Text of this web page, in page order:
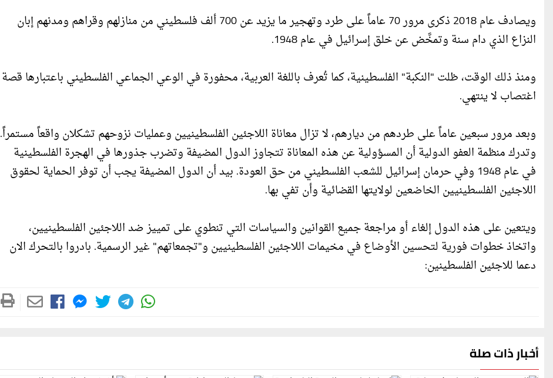
ويصادف عام 2018 ذكرى مرور 70 عاماً على طرد وتهجير ما يزيد عن 700 ألف فلسطيني من منازلهم وقراهم ومدنهم إبان
النزاع الذي دام سنة وتمخَّض عن خلق إسرائيل في عام 1948.
ومنذ ذلك الوقت، ظلت "النكبة" الفلسطينية، كما تُعرف باللغة العربية، محفورة في الوعي الجماعي الفلسطيني باعتبارها قصة
اغتصاب لا ينتهي.
وبعد مرور سبعين عاماً على طردهم من ديارهم، لا تزال معاناة اللاجئين الفلسطينيين وعمليات نزوحهم تشكلان واقعاً مستمراً.
وتدرك منظمة العفو الدولية أن المسؤولية عن هذه المعاناة تتجاوز الدول المضيفة وتضرب جذورها في الهجرة الفلسطينية
في عام 1948 وفي حرمان إسرائيل للشعب الفلسطيني من حق العودة. بيد أن الدول المضيفة يجب أن توفر الحماية لحقوق
اللاجئين الفلسطينيين الخاضعين لولايتها القضائية وأن تفي بها.
ويتعين على هذه الدول إلغاء أو مراجعة جميع القوانين والسياسات التي تنطوي على تمييز ضد اللاجئين الفلسطينيين،
واتخاذ خطوات فورية لتحسين الأوضاع في مخيمات اللاجئين الفلسطينيين و"تجمعاتهم" غير الرسمية. بادروا بالتحرك الان
دعما للاجئين الفلسطينين:
أخبار ذات صلة